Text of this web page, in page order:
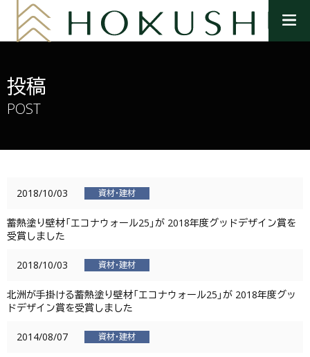
ニ
投稿
POST
2018/10/03 資材・建材
蓄熱塗り壁材「エコナウォール25」が 2018年度グッドデザイン賞を
受賞しました
2018/10/03 資材・建材
北洲が手掛ける蓄熱塗り壁材「エコナウォール25」が 2018年度グッ
ドデザイン賞を受賞しました
2014/08/07 資材・建材